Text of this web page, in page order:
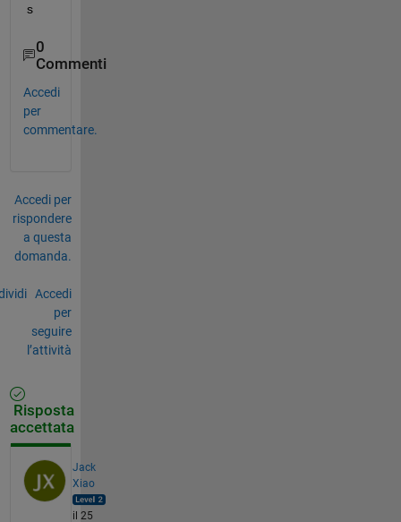
s
0
Commenti
Accedi
per
commentare.
Accedi per
rispondere
a questa
domanda.
Accedi
per
seguire
l’attività
Risposta
accettata
Jack
Xiao
il 25